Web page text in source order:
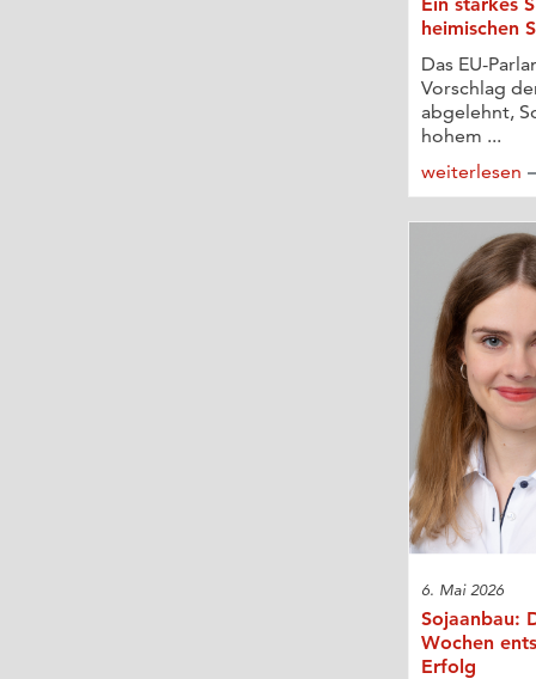
heimischen
Das EU-
Vorschlag
abgelehnt,
hohem ...
weiterlesen
6. Mai 2026
Sojaanbau:
Wochen
Erfolg